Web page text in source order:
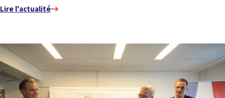
Lire l'actualité